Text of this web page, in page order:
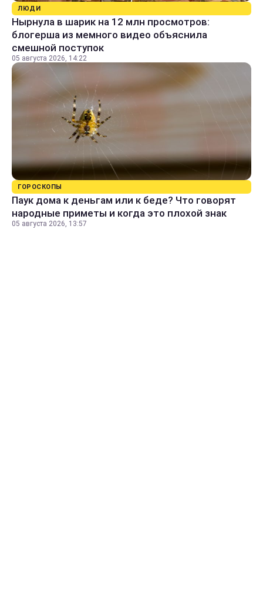
ЛЮДИ
Нырнула в шарик на 12 млн просмотров:
блогерша из мемного видео объяснила
смешной поступок
05 августа 2026, 14:22
ГОРОСКОПЫ
Паук дома к деньгам или к беде? Что говорят
народные приметы и когда это плохой знак
05 августа 2026, 13:57